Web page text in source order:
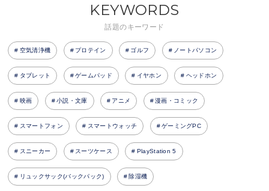
KEYWORDS
話題のキーワード
空気清浄機 プロテイン ゴルフ ノートパソコン
タブレット ゲームパッド イヤホン ヘッドホン
映画 小説・文庫 アニメ 漫画・コミック
スマートフォン スマートウォッチ ゲーミングPC
スニーカー スーツケース PlayStation 5
リュックサック(バックパック) 除湿機